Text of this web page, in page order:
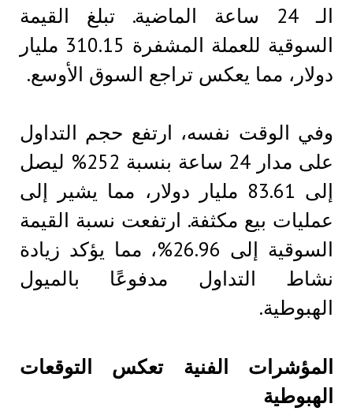
الـ 24 ساعة الماضية. تبلغ القيمة
السوقية للعملة المشفرة 310.15 مليار
دولار، مما يعكس تراجع السوق الأوسع.
وفي الوقت نفسه، ارتفع حجم التداول
على مدار 24 ساعة بنسبة 252% ليصل
إلى 83.61 مليار دولار، مما يشير إلى
عمليات بيع مكثفة. ارتفعت نسبة القيمة
السوقية إلى 26.96%، مما يؤكد زيادة
نشاط التداول مدفوعًا بالميول
الهبوطية.
المؤشرات الفنية تعكس التوقعات
الهبوطية